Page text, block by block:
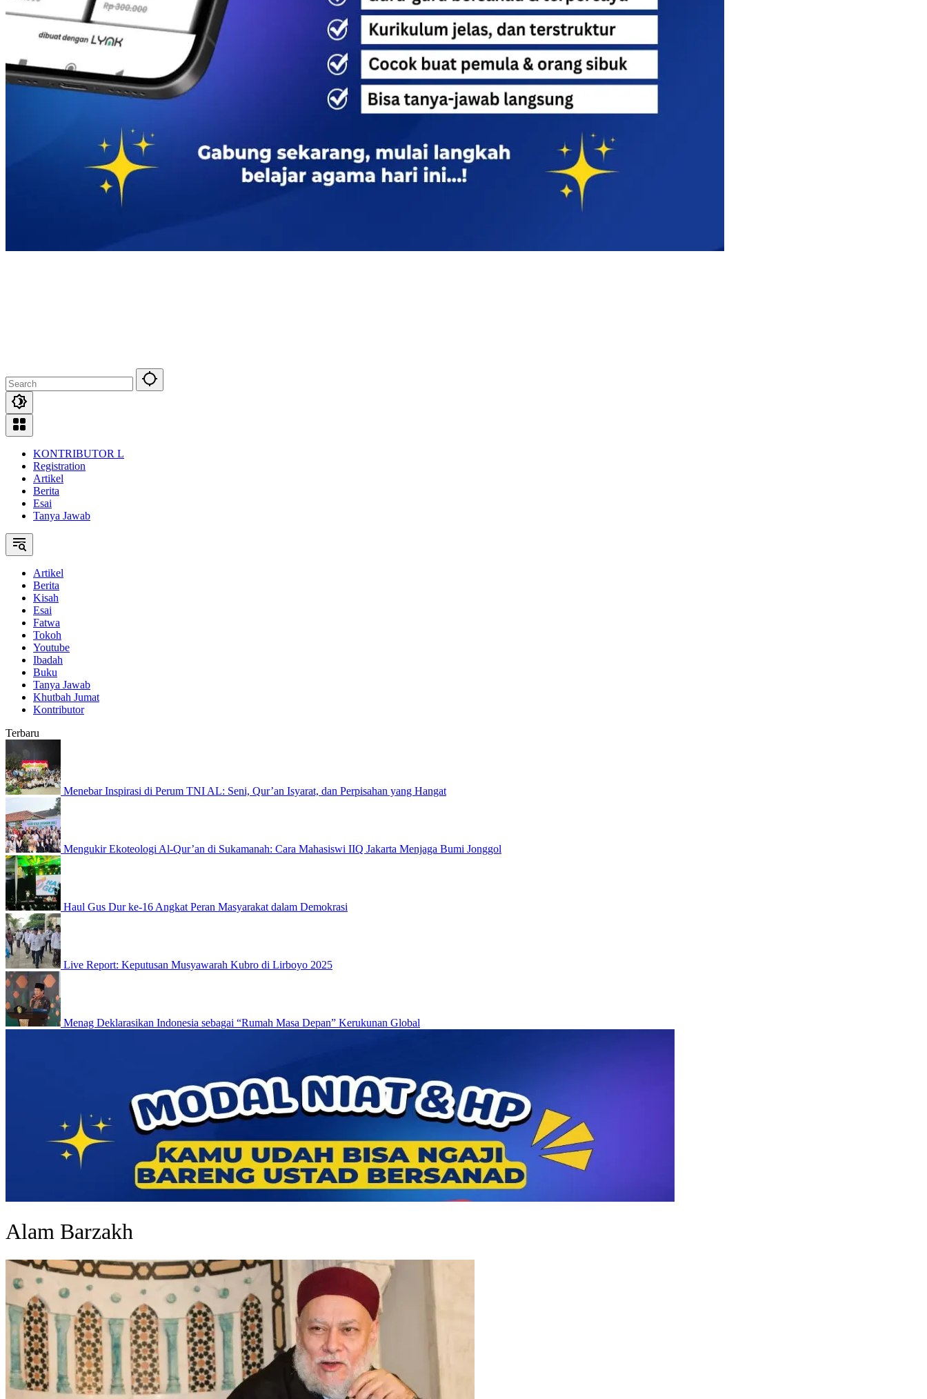
KONTRIBUTOR L
Registration
Artikel
Berita
Esai
Tanya Jawab
Artikel
Berita
Kisah
Esai
Fatwa
Tokoh
Youtube
Ibadah
Buku
Tanya Jawab
Khutbah Jumat
Kontributor
Terbaru
Menebar Inspirasi di Perum TNI AL: Seni, Qur’an Isyarat, dan Perpisahan yang Hangat
Mengukir Ekoteologi Al-Qur’an di Sukamanah: Cara Mahasiswi IIQ Jakarta Menjaga Bumi Jonggol
Haul Gus Dur ke-16 Angkat Peran Masyarakat dalam Demokrasi
Live Report: Keputusan Musyawarah Kubro di Lirboyo 2025
Menag Deklarasikan Indonesia sebagai “Rumah Masa Depan” Kerukunan Global
Alam Barzakh